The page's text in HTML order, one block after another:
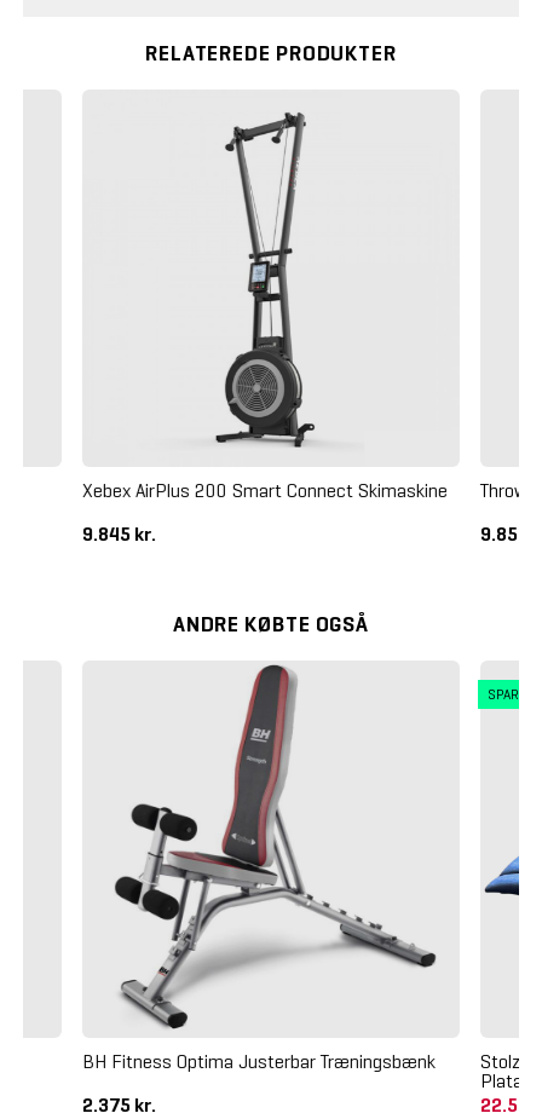
RELATEREDE PRODUKTER
Xebex AirPlus 200 Smart Connect Skimaskine
9.845 kr.
9.850
ANDRE KØBTE OGSÅ
BH Fitness Optima Justerbar Træningsbænk
2.375 kr.
SPAR
Plata